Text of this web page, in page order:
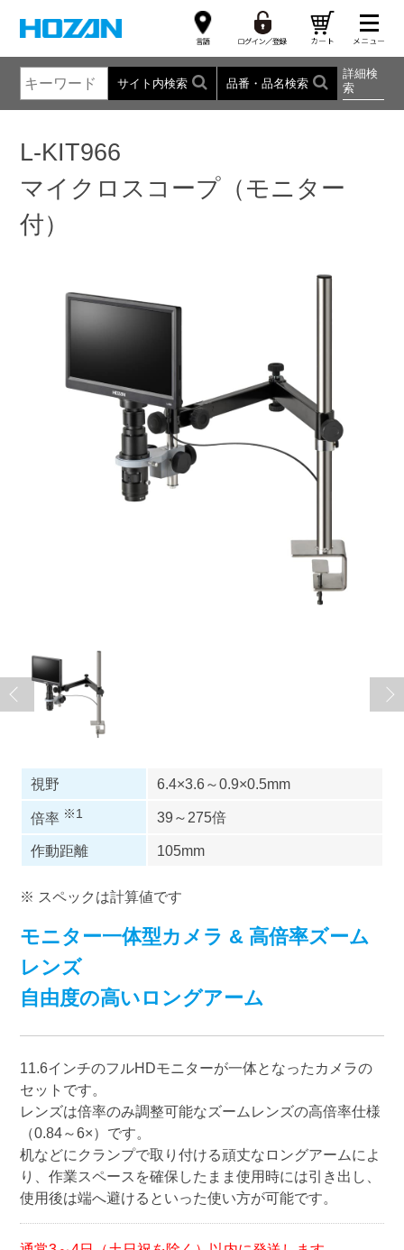
サイト内検索 品番・品名検索
詳細検
索
L-KIT966
マイクロスコープ（モニター
付）
視野 6.4×3.6～0.9×0.5mm
倍率 ※1 39～275倍
作動距離 105mm
※ スペックは計算値です
モニター一体型カメラ & 高倍率ズーム
レンズ
自由度の高いロングアーム
11.6インチのフルHDモニターが一体となったカメラの
セットです。
レンズは倍率のみ調整可能なズームレンズの高倍率仕様
（0.84～6×）です。
机などにクランプで取り付ける頑丈なロングアームによ
り、作業スペースを確保したまま使用時には引き出し、
使用後は端へ避けるといった使い方が可能です。